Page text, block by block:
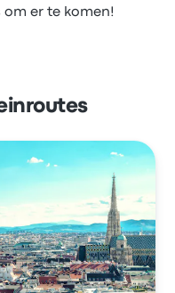
er te komen!